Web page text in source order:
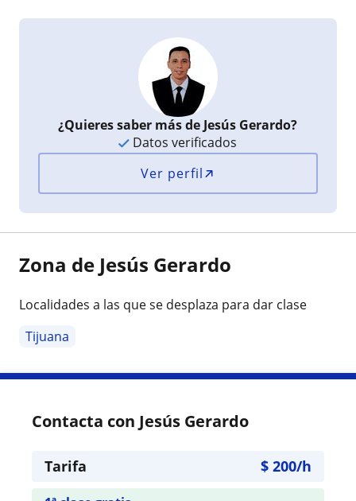
¿Quieres saber más de Jesús Gerardo?
Datos verificados
Ver perfil
Zona de Jesús Gerardo
Localidades a las que se desplaza para dar clase
Tijuana
Contacta con Jesús Gerardo
Tarifa $ 200/h